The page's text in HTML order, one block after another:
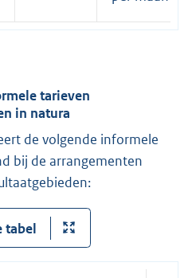
tarieven
in natura
de volgende informele
bij de arrangementen
tabel